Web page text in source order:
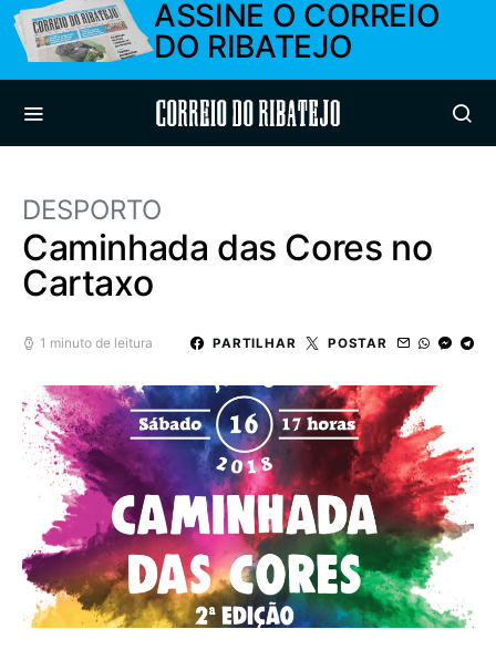
ASSINE O CORREIO
DO RIBATEJO
Correio do Ribatejo
DESPORTO
Caminhada das Cores no
Cartaxo
1 minuto de leitura PARTILHAR POSTAR